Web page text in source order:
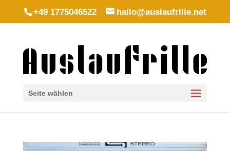
+49 1775046522 hallo@auslaufrille.net
Seite wählen